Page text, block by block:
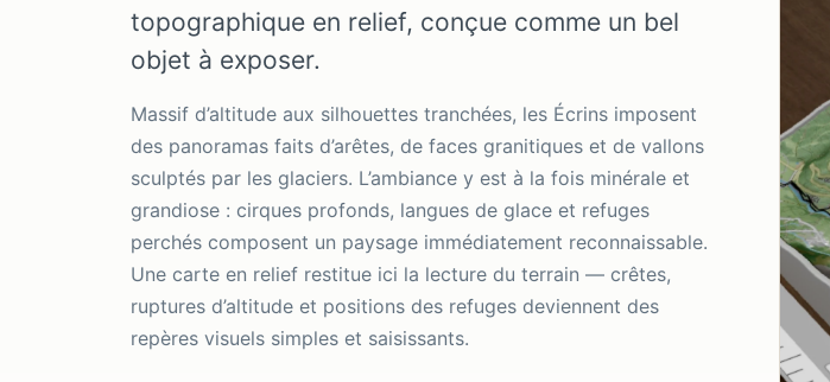
topographique en relief, conçue comme un bel
objet à exposer.
Massif d’altitude aux silhouettes tranchées, les Écrins imposent
des panoramas faits d’arêtes, de faces granitiques et de vallons
sculptés par les glaciers. L’ambiance y est à la fois minérale et
grandiose : cirques profonds, langues de glace et refuges
perchés composent un paysage immédiatement reconnaissable.
Une carte en relief restitue ici la lecture du terrain — crêtes,
ruptures d’altitude et positions des refuges deviennent des
repères visuels simples et saisissants.